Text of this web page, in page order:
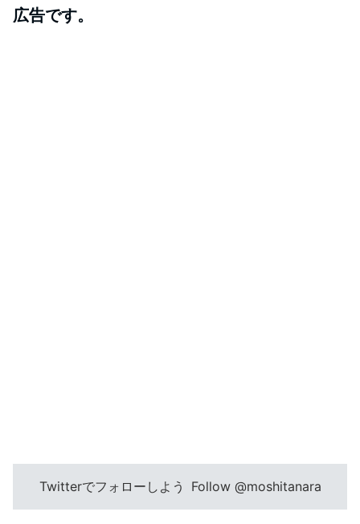
広告です。
Twitterでフォローしよう Follow @moshitanara